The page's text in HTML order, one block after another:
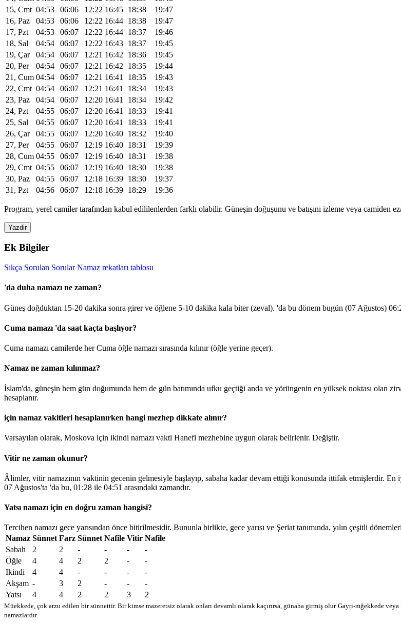
15, Cmt 04:53 06:06 12:22 16:45 18:38
19:47
16, Paz
04:53 06:06 12:22 16:44 18:38
19:47
17, Pzt
04:53 06:07 12:22 16:44 18:37
19:46
18, Sal
04:54 06:07 12:22 16:43 18:37
19:45
19, Çar
04:54 06:07 12:21 16:42 18:36
19:45
20, Per
04:54 06:07 12:21 16:42 18:35
19:44
21, Cum 04:54 06:07 12:21 16:41 18:35
19:43
22, Cmt 04:54 06:07 12:21 16:41 18:34
19:43
23, Paz
04:54 06:07 12:20 16:41 18:34
19:42
24, Pzt
04:55 06:07 12:20 16:41 18:33
19:41
25, Sal
04:55 06:07 12:20 16:41 18:33
19:41
26, Çar
04:55 06:07 12:20 16:40 18:32
19:40
27, Per
04:55 06:07 12:19 16:40 18:31
19:39
28, Cum 04:55 06:07 12:19 16:40 18:31
19:38
29, Cmt 04:55 06:07 12:19 16:40 18:30
19:38
30, Paz
04:55 06:07 12:18 16:39 18:30
19:37
31, Pzt
04:56 06:07 12:18 16:39 18:29 19:36
Program, yerel camiler tarafından kabul edililenlerden farklı olabilir. Güneşin doğuşunu ve batışını izleme veya camiden
Yazdir
Ek Bilgiler
Sıkça Sorulan Sorular Namaz rekatları tablosu
'da duha namazı ne zaman?
Güneş doğduktan 15-20 dakika sonra girer ve öğlene 5-10 dakika kala biter (zeval). 'da bu dönem bugün (07 Ağustos)
Cuma namazı 'da saat kaçta başlıyor?
Cuma namazı camilerde her Cuma öğle namazı sırasında kılınır (öğle yerine geçer).
Namaz ne zaman kılınmaz?
İslam'da, güneşin hem gün doğumunda hem de gün batımında ufku geçtiği anda ve yörüngenin en yüksek noktası olan
hesaplanır.
için namaz vakitleri hesaplanırken hangi mezhep dikkate alınır?
Varsayılan olarak, Moskova için ikindi namazı vakti Hanefi mezhebine uygun olarak belirlenir. Değiştir.
Vitir ne zaman okunur?
Âlimler, vitir namazının vaktinin gecenin gelmesiyle başlayıp, sabaha kadar devam ettiği konusunda ittifak etmişlerdir. En
07 Ağustos'ta 'da bu, 01:28 ile 04:51 arasındaki zamandır.
Yatsı namazı için en doğru zaman hangisi?
Tercihen namazı gece yarısından önce bitirilmesidir. Bununla birlikte, gece yarısı ve Şeriat tanımında, yılın çeşitli
Namaz Sünnet Farz Sünnet Nafile Vitir Nafile
Sabah
2 2 - - -
-
Öğle
4 4 2 2 -
-
Ikindi
4 4 - - -
-
Akşam - 3 2 - -
-
Yatsı
4 4 2 2 3 2
Müekkede, çok arzu edilen bir sünnettir. Bir kimse mazeretsiz olarak onları devamlı olarak kaçırırsa, günaha girmiş olur Gayri-mğekkede veya
namazlardır.